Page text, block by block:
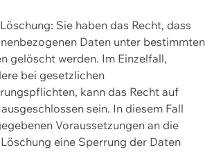
Sie haben das Recht, dass
Daten unter bestimmten
gelöscht werden. Im Einzelfall,
bei gesetzlichen
kann das Recht auf
sein. In diesem Fall
Voraussetzungen an die
eine Sperrung der Daten